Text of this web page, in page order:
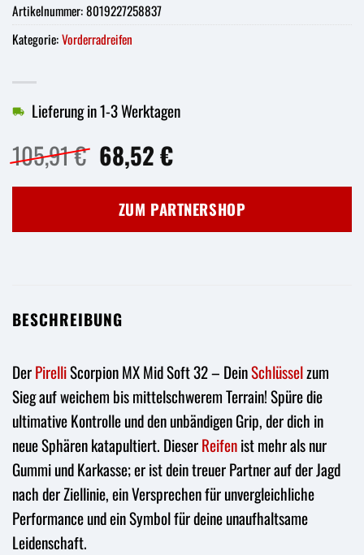
105,91€ Ursprünglicher
Preis
war:
105,91 €
68,52€Aktueller
ist:
68,52 €.
Lieferung in 1-3 Werktagen
ZUM PARTNERSHOP
Artikelnummer:8019227258837
Kategorie:Vorderradreifen
BESCHREIBUNG
DerPirelliScorpion MX Mid Soft 32 – DeinSchlüsselzum
Sieg auf weichem bis mittelschwerem Terrain! Spüre die
ultimative Kontrolle und den unbändigen Grip, der dich in
neue Sphären katapultiert. DieserReifenist mehr als nur
Gummi und Karkasse; er ist dein treuer Partner auf der Jagd
nach der Ziellinie, ein Versprechen für unvergleichliche
Performance und ein Symbol für deine unaufhaltsame
Leidenschaft.